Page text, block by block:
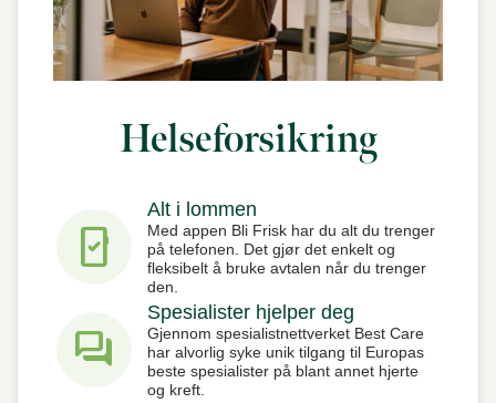
Helseforsikring
mobile_friendly
Alt i lommen
Med appen Bli Frisk har du alt du trenger
på telefonen. Det gjør det enkelt og
fleksibelt å bruke avtalen når du trenger
den.
forum
Spesialister hjelper deg
Gjennom spesialistnettverket Best Care
har alvorlig syke unik tilgang til Europas
beste spesialister på blant annet hjerte
og kreft.